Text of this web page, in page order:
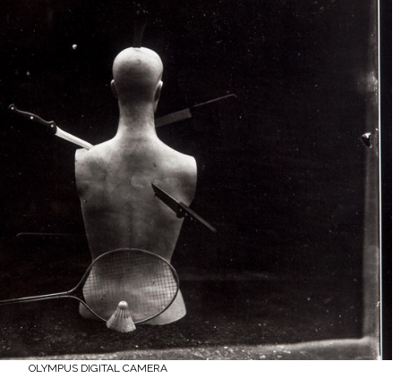
OLYMPUS DIGITAL CAMERA